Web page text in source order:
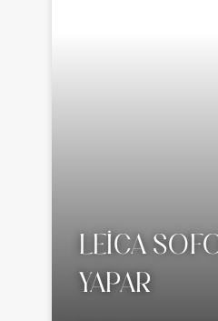
LEICA
YAPAR